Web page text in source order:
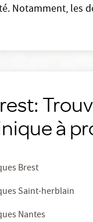
Notamment, les
à
Brest
Saint-herblain
Nantes